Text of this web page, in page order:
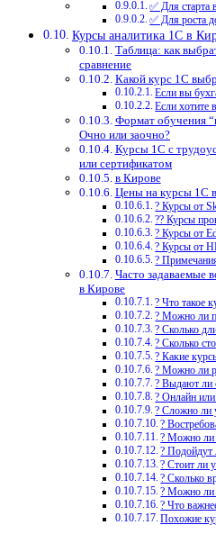
✅ Для старта
✅ Для роста
Курсы аналитика 1С в
Таблица: как
сравнение
Какой курс 1С
Если вы
Если хотите
Формат обучения
Очно или заочно?
Курсы 1С с
или сертификатом
в Кирове
Цены на курсы 1С
? Курсы от
?‍? Курсы
? Курсы от
? Курсы от
?
Часто задаваемые
в Кирове
? Что такое
? Можно ли
? Сколько
? Сколько
? Какие
? Можно ли
? Выдают ли
? Онлайн
? Сложно ли
?
? Можно ли
? Подойдут
? Стоит ли
? Сколько
? Можно ли
? Что
Похожие